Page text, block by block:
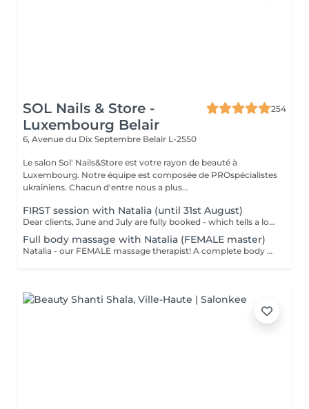
SOL Nails & Store -
Luxembourg Belair
254
6, Avenue du Dix Septembre Belair L-2550
Le salon Sol' Nails&Store est votre rayon de beauté à
Luxembourg. Notre équipe est composée de PROspécialistes
ukrainiens. Chacun d'entre nous a plus...
FIRST session with Natalia (until 31st August)
Dear clients, June and July are fully booked - which tells a lot. Plan your session IN AUGUST at a welcome price now. Natalia - our new FEMALE massage therapist! We're excited for you to get to know her, and we're offering a special price - just €59 per session. A full body massage: back, arms, legs, feet, neck. Tension release, better circulation, a calm mind. From the first minute to the last, you're in good hands!
Full body massage with Natalia (FEMALE master)
Natalia - our FEMALE massage therapist! A complete body massage designed to release tension, improve circulation and promote overall relaxation. The treatment typically focuses on the back, shoulders, arms, legs and other key tension areas using smooth and soothing massage techniques. Result: a feeling of lightness, relaxation and renewed body comfort. Recommended frequency: once a week to once a month, depending on your needs and stress level.